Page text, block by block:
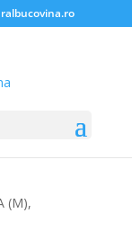
IA (M),
(M),